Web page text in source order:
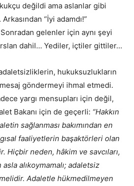
değildi ama aslanlar gibi
“İyi adamdı!”
gelenler için aynı şeyi
dahil… Yediler, içtiler gittiler…
hukuksuzlukların
mesaj göndermeyi ihmal etmedi.
yargı mensupları için değil,
Bakanı için de geçerli: “Hakkın
sağlanması bakımından en
faaliyetlerin başaktörleri olan
Hiçbir neden, hâkim ve savcıları,
alıkoymamalı; adaletsiz
Adaletle hükmedilmeyen